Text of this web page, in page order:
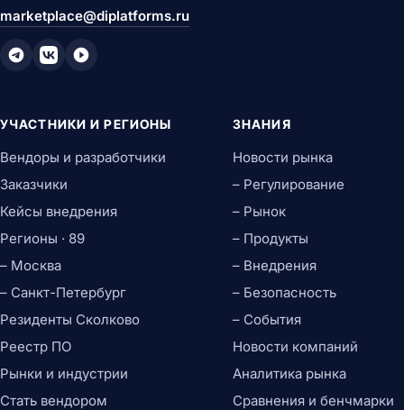
marketplace@diplatforms.ru
УЧАСТНИКИ И РЕГИОНЫ
Вендоры и разработчики
Заказчики
Кейсы внедрения
Регионы · 89
– Москва
– Санкт-Петербург
Резиденты Сколково
Реестр ПО
Рынки и индустрии
Стать вендором
ЗНАНИЯ
Новости рынка
– Регулирование
– Рынок
– Продукты
– Внедрения
– Безопасность
– События
Новости компаний
Аналитика рынка
Сравнения и бенчмарки